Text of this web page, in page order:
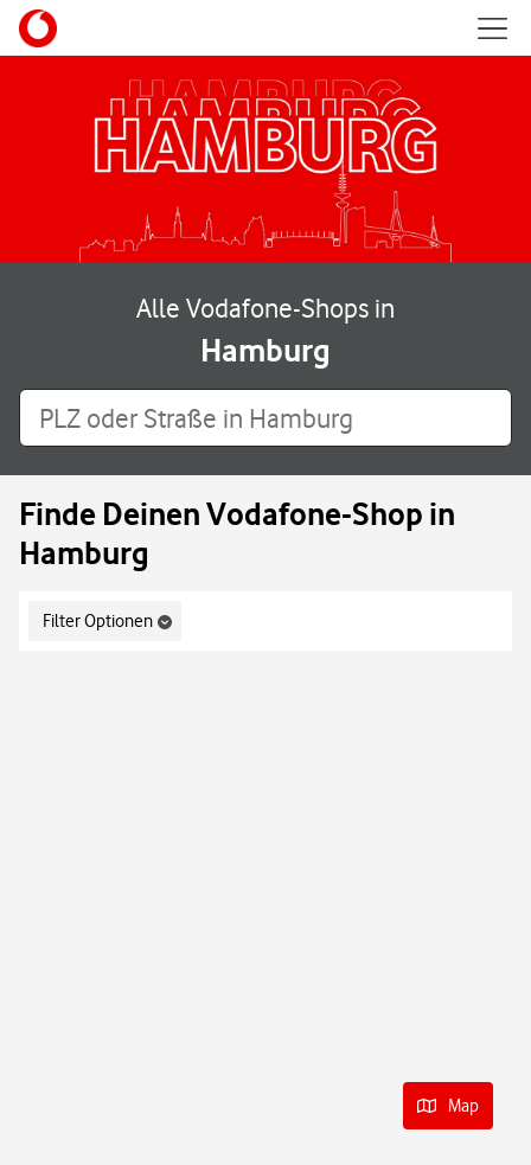
Skip to content
Alle Vodafone-Shops in
Hamburg
PLZ oder Straße in Hamburg
Finde Deinen Vodafone-Shop in
Hamburg
Display filters.
Filter Optionen
Map